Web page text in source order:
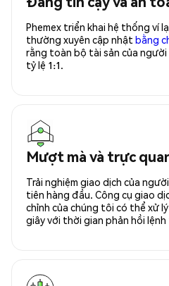
Phemex triển khai hệ thống ví
thường xuyên cập nhật bằng
rằng toàn bộ tài sản của
tỷ lệ 1:1.
Mượt mà và trực
Trải nghiệm giao dịch của
tiên hàng đầu. Công cụ giao
chỉnh của chúng tôi có thể xử
giây với thời gian phản hồi